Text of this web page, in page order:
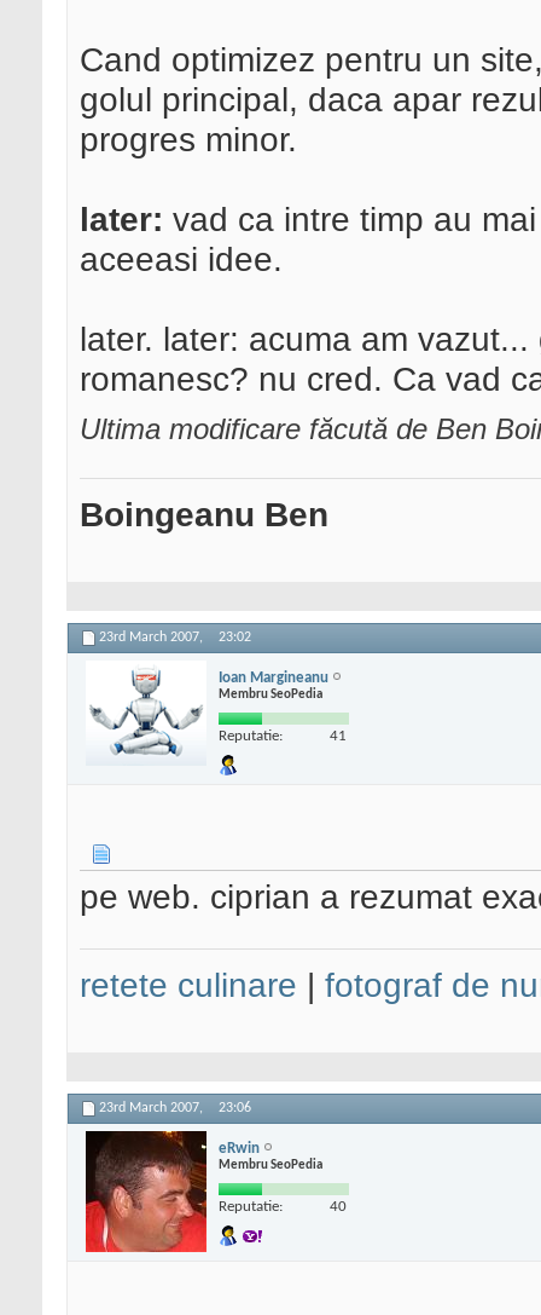
Cand optimizez pentru un
golul principal, daca apar
progres minor.
later: vad ca intre timp au
aceeasi idee.
later. later: acuma am
romanesc? nu cred. Ca vad
Ultima modificare făcută de Ben
Boingeanu Ben
23rd March 2007, 23:02
Ioan Margineanu
Membru SeoPedia
Reputatie: 41
pe web. ciprian a rezumat
retete culinare | fotograf de
23rd March 2007, 23:06
eRwin
Membru SeoPedia
Reputatie: 40